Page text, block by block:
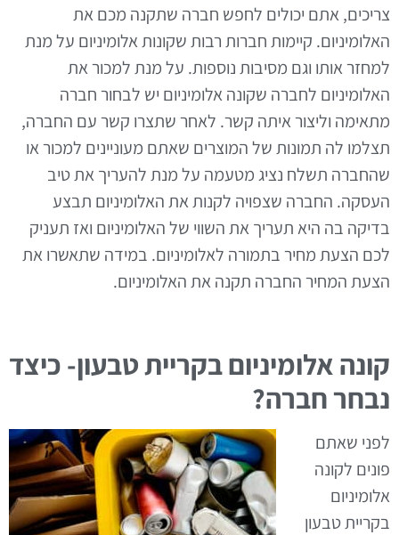
צריכים, אתם יכולים לחפש חברה שתקנה מכם את
האלומיניום. קיימות חברות רבות שקונות אלומיניום על מנת
למחזר אותו וגם מסיבות נוספות. על מנת למכור את
האלומיניום לחברה שקונה אלומיניום יש לבחור חברה
מתאימה וליצור איתה קשר. לאחר שתצרו קשר עם החברה,
תצלמו לה תמונות של המוצרים שאתם מעוניינים למכור או
שהחברה תשלח נציג מטעמה על מנת להעריך את טיב
העסקה. החברה שצפויה לקנות את האלומיניום תבצע
בדיקה בה היא תעריך את השווי של האלומיניום ואז תעניק
לכם הצעת מחיר בתמורה לאלומיניום. במידה שתאשרו את
הצעת המחיר החברה תקנה את האלומיניום.
קונה אלומיניום בקריית טבעון- כיצד
נבחר חברה?
לפני שאתם
פונים לקונה
אלומיניום
בקריית טבעון